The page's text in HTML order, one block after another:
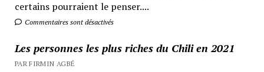
certains pourraient le penser....
Commentaires sont désactivés
Les personnes les plus riches du Chili en 2021
PAR FIRMIN AGBÉ